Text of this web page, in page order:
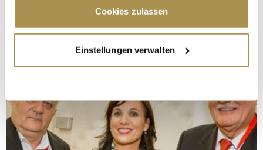
Trigger Symbol ändern oder widerrufen
Informationen über Ihre geografische Lage
erfassen, welche bis auf einige Meter genau sein
bestimmten Merkmalen (Fingerprinting) identifizieren
Erfahren Sie mehr darüber, wie Ihre persönlichen Daten
verarbeitet werden, und legen Sie Ihre Präferenzen im
Cookies zulassen
Einstellungen verwalten